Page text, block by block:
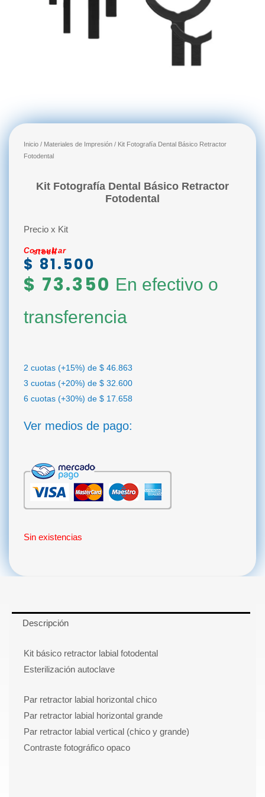
Inicio / Materiales de Impresión / Kit Fotografía Dental Básico Retractor
Fotodental
Kit Fotografía Dental Básico Retractor
Fotodental
Precio x Kit
Consultar stock
$ 81.500
$ 73.350 En efectivo o
transferencia
2 cuotas (+15%) de $ 46.863
3 cuotas (+20%) de $ 32.600
6 cuotas (+30%) de $ 17.658
Ver medios de pago:
Sin existencias
Descripción
Kit básico retractor labial fotodental
Esterilización autoclave
Par retractor labial horizontal chico
Par retractor labial horizontal grande
Par retractor labial vertical (chico y grande)
Contraste fotográfico opaco